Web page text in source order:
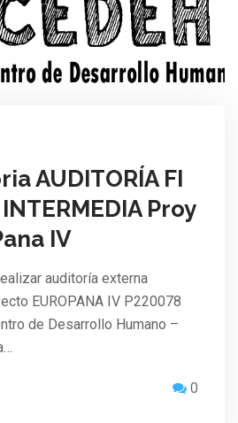
AUDITORÍA FI
Proy
IV
auditoría externa
EUROPANA IV P220078
de Desarrollo Humano –
0